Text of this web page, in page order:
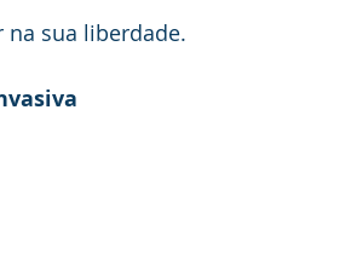
na sua liberdade.